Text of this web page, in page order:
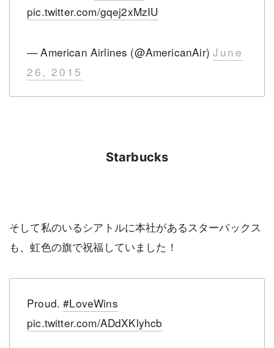
pic.twitter.com/gqej2xMzIU
— American Airlines (@AmericanAir)June
26, 2015
Starbucks
そして私のいるシアトルに本社があるスターバックス
も、虹色の旗で祝福していました！
Proud.#LoveWins
pic.twitter.com/ADdXKlyhcb